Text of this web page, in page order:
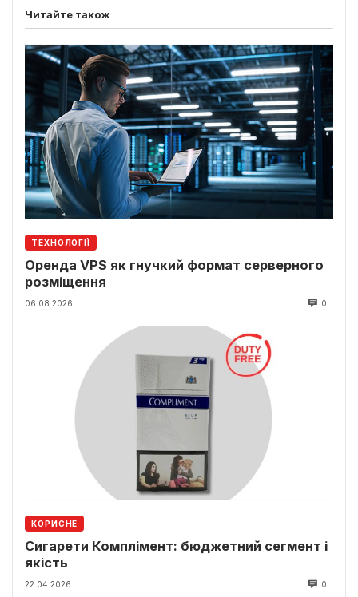
Читайте також
ТЕХНОЛОГІЇ
Оренда VPS як гнучкий формат серверного
розміщення
06.08.2026 0
КОРИСНЕ
Сигарети Комплімент: бюджетний сегмент і
якість
22.04.2026 0